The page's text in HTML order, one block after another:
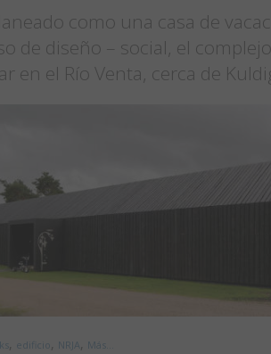
como una casa de
de diseño – social, el
en el Río Venta, cerca de
, edificio, NRJA, Más...